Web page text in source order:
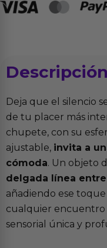
Descripción
Deja que el silencio
de tu placer más
chupete, con su
ajustable, invita a
cómoda. Un objeto
delgada línea
añadiendo ese
cualquier encuentro
sensorial única y